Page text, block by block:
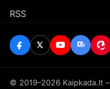
RSS
© 2019–2026 Kaipkada.lt